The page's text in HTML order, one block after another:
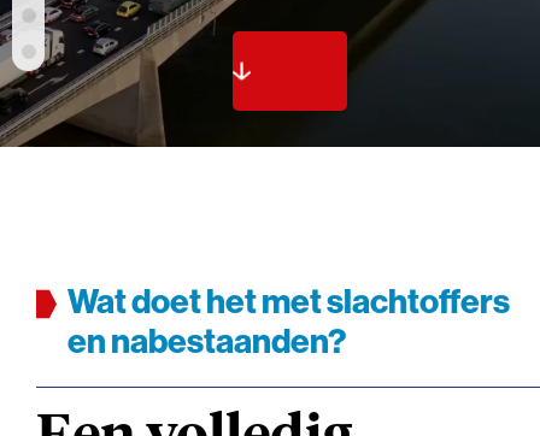
Wat doet het met slachtoffers
en nabestaanden?